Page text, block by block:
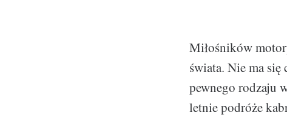
Miłośników
świata. Nie ma
pewnego rodzaju
letnie podróże